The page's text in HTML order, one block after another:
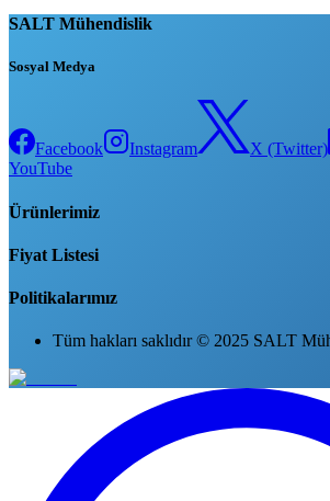
SALT Mühendislik
Sosyal Medya
Facebook Instagram X (Twitter)
YouTube
Ürünlerimiz
Fiyat Listesi
Politikalarımız
Tüm hakları saklıdır © 2025 SALT